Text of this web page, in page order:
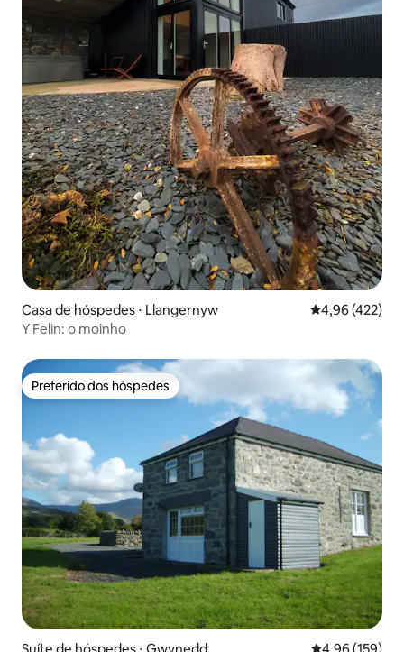
Casa de hóspedes ⋅ Llangernyw 4,96 de uma
4,96 (422)
Y Felin: o moinho
Preferido dos hóspedes
Preferido dos hóspedes